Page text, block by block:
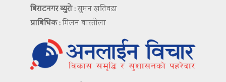
बिराटनगर ब्युरो :सुमन खतिवडा
प्राबिधिक :मिलन बास्तोला